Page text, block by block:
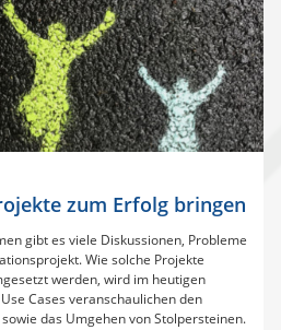
zum Erfolg bringen
gibt es viele Diskussionen, Probleme
Wie solche Projekte
werden, wird im heutigen
Cases veranschaulichen den
das Umgehen von Stolpersteinen.